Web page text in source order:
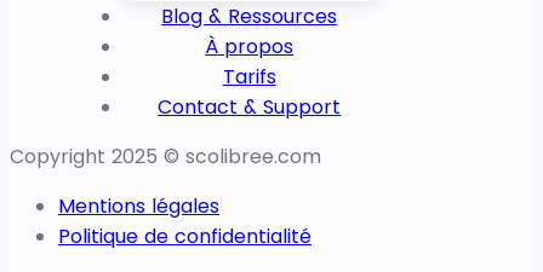
Blog & Ressources
À propos
Tarifs
Contact & Support
Copyright 2025 © scolibree.com
Mentions légales
Politique de confidentialité